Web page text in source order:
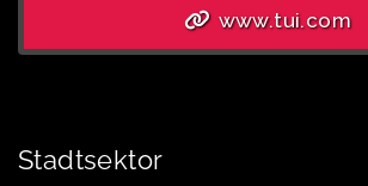
www.tui.com
Stadtsektor